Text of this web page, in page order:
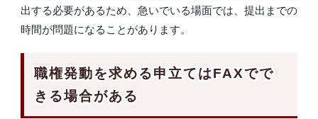
出する必要があるため、急いでいる場面では、提出までの
時間が問題になることがあります。
職権発動を求める申立てはFAXでで
きる場合がある